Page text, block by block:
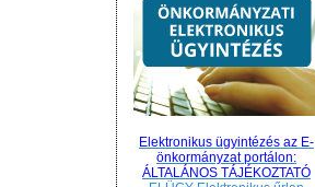
Elektronikus ügyintézés az E-
önkormányzat portálon:
ÁLTALÁNOS TÁJÉKOZTATÓ